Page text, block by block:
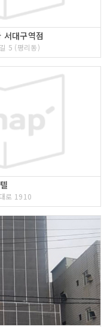
대구역점
5 (평리동)
로 1910